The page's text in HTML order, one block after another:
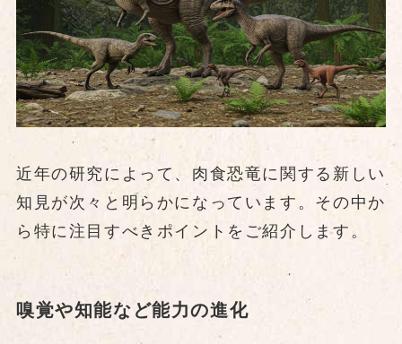
近年の研究によって、肉食恐竜に関する新しい
知見が次々と明らかになっています。その中か
ら特に注目すべきポイントをご紹介します。
嗅覚や知能など能力の進化